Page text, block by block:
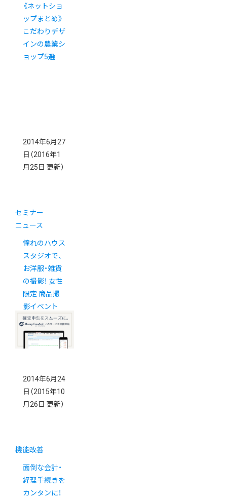
《ネットショ
ップまとめ》
こだわりデザ
インの農業シ
ョップ5選
2014年6月27
日 （2016年1
月25日 更新）
セミナー
ニュース
憧れのハウス
スタジオで、
お洋服・雑貨
の撮影！ 女性
限定 商品撮
影イベント
2014年6月24
日 （2015年10
月26日 更新）
機能改善
面倒な会計・
経理手続きを
カンタンに！